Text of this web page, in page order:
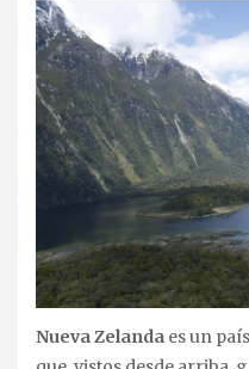
Nueva Zelanda es un